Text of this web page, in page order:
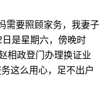
要照顾家务，我妻子
是星期六，傍晚时
相政登门办理换证业
这么用心，足不出户